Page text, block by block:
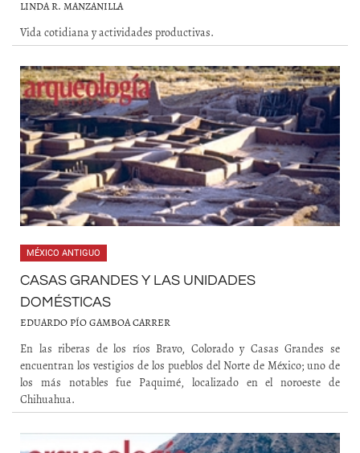
LINDA R. MANZANILLA
Vida cotidiana y actividades productivas.
MÉXICO ANTIGUO
CASAS GRANDES Y LAS UNIDADES
DOMÉSTICAS
EDUARDO PÍO GAMBOA CARRER
En las riberas de los ríos Bravo, Colorado y Casas Grandes se
encuentran los vestigios de los pueblos del Norte de México; uno de
los más notables fue Paquimé, localizado en el noroeste de
Chihuahua.